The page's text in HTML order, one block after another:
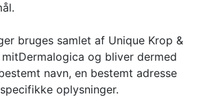
bruges samlet af Unique Krop &
og bliver dermed
navn, en bestemt adresse
oplysninger.